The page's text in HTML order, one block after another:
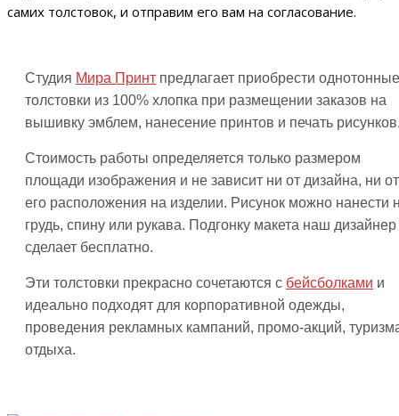
самих толстовок, и отправим его вам на согласование.
Студия Мира Принт предлагает приобрести однотонные
толстовки из 100% хлопка при размещении заказов на
вышивку эмблем, нанесение принтов и печать
Стоимость работы определяется только размером
площади изображения и не зависит ни от дизайна, ни от
его расположения на изделии. Рисунок можно нанести
грудь, спину или рукава. Подгонку макета наш дизайнер
сделает бесплатно.
Эти толстовки прекрасно сочетаются с бейсболками и
идеально подходят для корпоративной одежды,
проведения рекламных кампаний, промо-акций,
отдыха.